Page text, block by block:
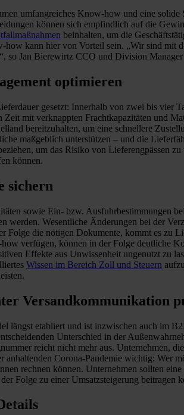
umfangreiches Know-how und eine
können sich empfindlich auf die
beinhalten, um die
kann hier von Vorteil sein. „Wir sind mit
Jan Bierewirtz CCO und Division
optimieren
gesetzt: Innerhalb von zwei bis
mit verknappten Frachtkapazitäten und
bereitzuhalten, um eine schnellere
maßgeblich unterstützen – und die
um das Risiko von Lieferengpässen
können.
sichern
sowie Ein- bzw. Ausfuhrbestimmungen
werden. Wesentliche Änderungen bei der
Folge die nötigen Dokumente, kommt es
verfügen, können in der Folge deutliche
Effekte aus Unwissenheit ungenutzt zu
Wissen im Bereich Zoll und Steuern
Versandkommunikation
längst etabliert und ist inzwischen auch im
Unterschied in der
reicht nicht mehr aus. Unternehmen,
anhaltenden Corona-Pandemie wichtig: Wer
rechnen können. Unternehmen sollten
Folge zu einer Umsatzsteigerung beitragen